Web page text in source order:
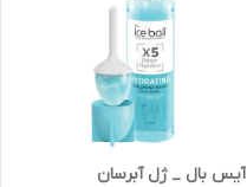
آیس بال _ ژل آبرسان